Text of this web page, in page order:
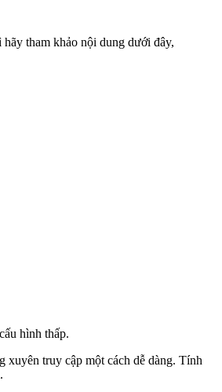
tham khảo nội dung dưới đây,
hình thấp.
xuyên truy cập một cách dễ dàng. Tính